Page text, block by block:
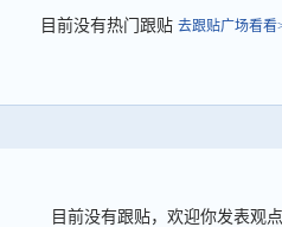
目前没有热门跟贴 去跟贴广场看看
目前没有跟贴，欢迎你发表观点